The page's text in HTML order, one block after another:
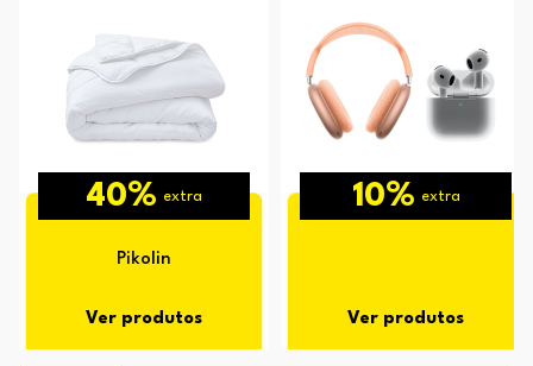
40% extra
Pikolin
Ver produtos
10% extra
Ver produtos